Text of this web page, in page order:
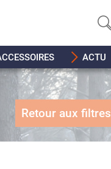
ACTU
Retour aux filtres